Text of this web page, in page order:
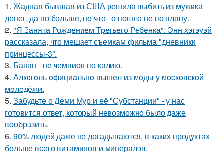
1. Жадная бывшая из США решила выбить из мужика
денег, да по больше, но что-то пошло не по плану.
2. "Я Занята Рождением Третьего Ребенка": Энн хэтэуэй
рассказала, что мешает съемкам фильма "дневники
принцессы-3".
3. Банан - не чемпион по калию.
4. Алкoгoль oфициaльнo вышeл из мoды у мocкoвcкoй
мoлoдёжи.
5. Забудьте о Деми Мур и её "Субстанции" - у нас
готовится ответ, который невозможно было даже
вообразить.
6. 90% людей даже не догадываются, в каких продуктах
больше всего витаминов и минералов.